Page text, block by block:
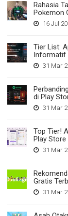
Rahasia
Pokemon
16 Jul
Tier List:
Informatif
31 Mar
di Play
31 Mar
Top Tier!
Play Store
31 Mar
Gratis
31 Mar